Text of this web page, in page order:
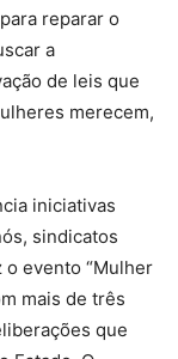
reparar o
a
de leis que
merecem,
iniciativas
sindicatos
o evento “Mulher
mais de três
que